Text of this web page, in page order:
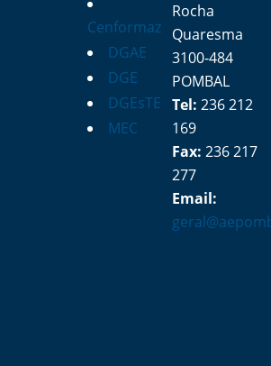
Cenformaz
DGAE
DGE
DGEsTE
MEC
Rocha
Quaresma
3100-484
POMBAL
Tel: 236 212
169
Fax: 236 217
277
Email: